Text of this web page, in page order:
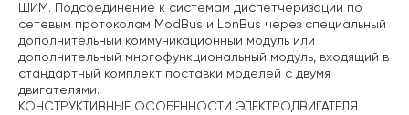
ШИМ. Подсоединение к системам диспетчеризации по
сетевым протоколам ModBus и LonBus через специальный
дополнительный коммуникационный модуль или
дополнительный многофункциональный модуль, входящий в
стандартный комплект поставки моделей с двумя
двигателями.
КОНСТРУКТИВНЫЕ ОСОБЕННОСТИ ЭЛЕКТРОДВИГАТЕЛЯ